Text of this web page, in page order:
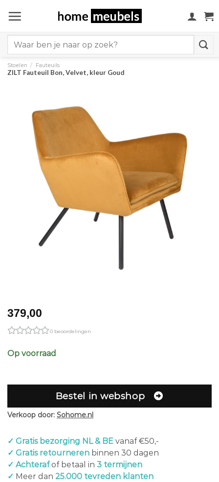
naar
for:
Stoelen / Fauteuils
ZILT Fauteuil Bon, Velvet, kleur Goud
379,00
0 beoordelingen
Op voorraad
Bestel in webshop
Verkoop door: Sohome.nl
✓ Gratis bezorging NL & BE vanaf €50,-
✓ Gratis retourneren binnen 30 dagen
✓ Achterafof betaal in 3 termijnen
✓ Meer dan 25.000 tevreden klanten